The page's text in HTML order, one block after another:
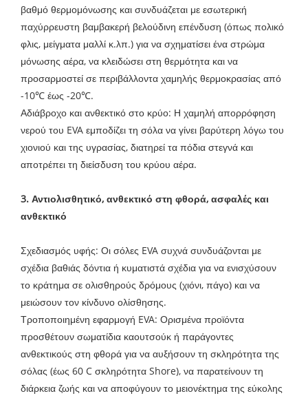
βαθμό θερμομόνωσης και συνδυάζεται με εσωτερική
παχύρρευστη βαμβακερή βελούδινη επένδυση (όπως πολικό
φλις, μείγματα μαλλί κ.λπ.) για να σχηματίσει ένα στρώμα
μόνωσης αέρα, να κλειδώσει στη θερμότητα και να
προσαρμοστεί σε περιβάλλοντα χαμηλής θερμοκρασίας από
-10℃ έως -20℃.
Αδιάβροχο και ανθεκτικό στο κρύο: Η χαμηλή απορρόφηση
νερού του EVA εμποδίζει τη σόλα να γίνει βαρύτερη λόγω του
χιονιού και της υγρασίας, διατηρεί τα πόδια στεγνά και
αποτρέπει τη διείσδυση του κρύου αέρα.
3. Αντιολισθητικό, ανθεκτικό στη φθορά, ασφαλές και
ανθεκτικό
Σχεδιασμός υφής: Οι σόλες EVA συχνά συνδυάζονται με
σχέδια βαθιάς δόντια ή κυματιστά σχέδια για να ενισχύσουν
το κράτημα σε ολισθηρούς δρόμους (χιόνι, πάγο) και να
μειώσουν τον κίνδυνο ολίσθησης.
Τροποποιημένη εφαρμογή EVA: Ορισμένα προϊόντα
προσθέτουν σωματίδια καουτσούκ ή παράγοντες
ανθεκτικούς στη φθορά για να αυξήσουν τη σκληρότητα της
σόλας (έως 60 C σκληρότητα Shore), να παρατείνουν τη
διάρκεια ζωής και να αποφύγουν το μειονέκτημα της εύκολης